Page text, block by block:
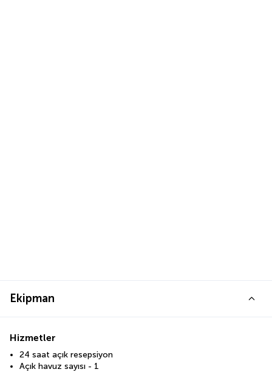
Ekipman
Hizmetler
24 saat açık resepsiyon
Açık havuz sayısı - 1